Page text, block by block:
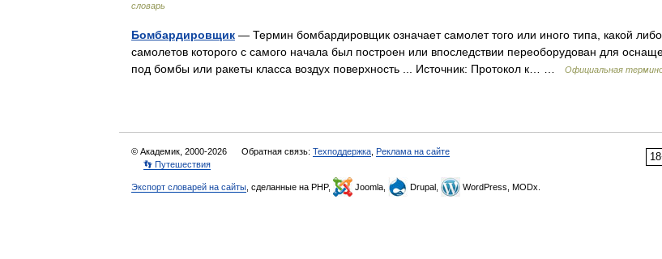
словарь
Бомбардировщик — Термин бомбардировщик означает самолет того или иного типа, какой
самолетов которого с самого начала был построен или впоследствии переоборудован для
под бомбы или ракеты класса воздух поверхность ... Источник: Протокол к… …
Официальная
© Академик, 2000-2026 Обратная связь: Техподдержка Реклама на сайте
👣 Путешествия
Экспорт словарей на сайты , сделанные на PHP, Joomla, Drupal, WordPress, MODx.